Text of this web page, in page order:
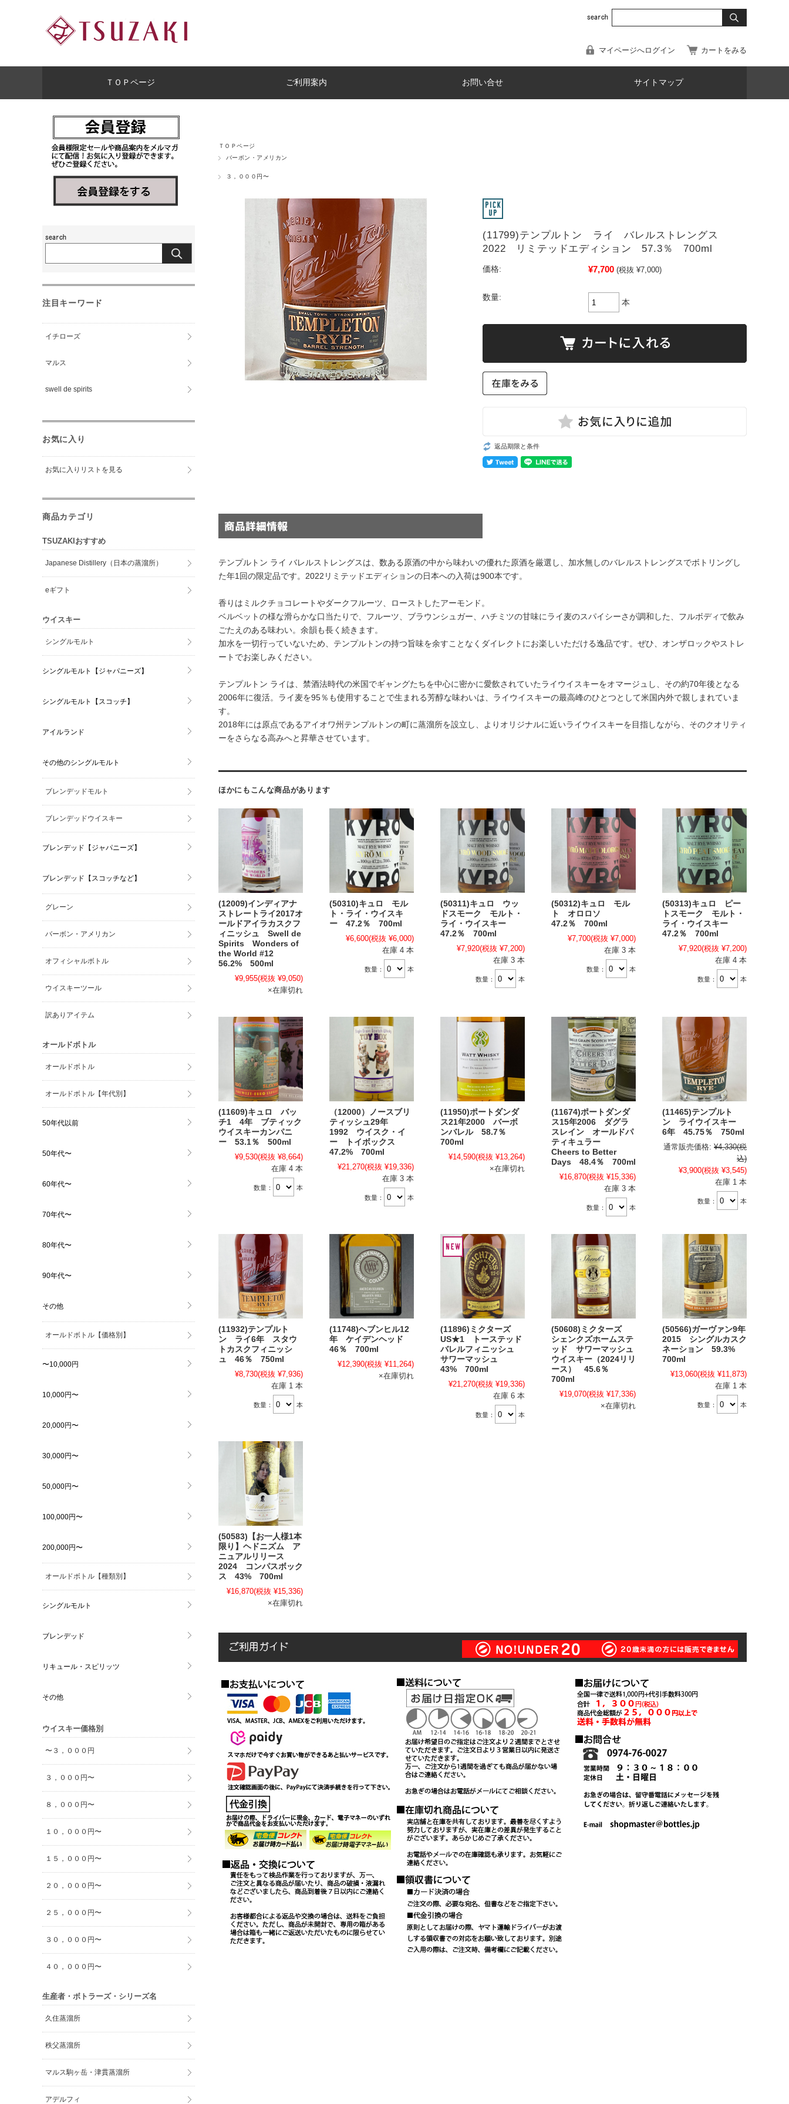
マイページへログイン カートをみる
ＴＯＰページ ご利用案内 お問い合せ サイトマップ
ＴＯＰページ
バーボン・アメリカン
３，０００円〜
(11799)テンプルトン ライ バレルストレングス
2022 リミテッドエディション 57.3％ 700ml
価格: ¥7,700 (税抜 ¥7,000)
数量:
本
返品期限と条件
テンプルトン ライ バレルストレングスは、数ある原酒の中から味わいの優れた原酒を厳選し、加水無しのバレルストレングスでボトリングし
た年1回の限定品です。2022リミテッドエディションの日本への入荷は900本です。
香りはミルクチョコレートやダークフルーツ、ローストしたアーモンド。
ベルベットの様な滑らかな口当たりで、フルーツ、ブラウンシュガー、ハチミツの甘味にライ麦のスパイシーさが調和した、フルボディで飲み
ごたえのある味わい。余韻も長く続きます。
加水を一切行っていないため、テンプルトンの持つ旨味を余すことなくダイレクトにお楽しいただける逸品です。ぜひ、オンザロックやストレ
ートでお楽しみください。
テンプルトン ライは、禁酒法時代の米国でギャングたちを中心に密かに愛飲されていたライウイスキーをオマージュし、その約70年後となる
2006年に復活。ライ麦を95％も使用することで生まれる芳醇な味わいは、ライウイスキーの最高峰のひとつとして米国内外で親しまれていま
す。
2018年には原点であるアイオワ州テンプルトンの町に蒸溜所を設立し、よりオリジナルに近いライウイスキーを目指しながら、そのクオリティ
ーをさらなる高みへと昇華させています。
ほかにもこんな商品があります
(12009)インディアナ
ストレートライ2017オ
ールドアイラカスクフ
ィニッシュ Swell de
Spirits Wonders of
the World #12
56.2% 500ml
¥9,955(税抜 ¥9,050)
×在庫切れ
(50310)キュロ モル
ト・ライ・ウイスキ
ー 47.2％ 700ml
¥6,600(税抜 ¥6,000)
在庫 4 本
数量： 本
(50311)キュロ ウッ
ドスモーク モルト・
ライ・ウイスキー
47.2％ 700ml
¥7,920(税抜 ¥7,200)
在庫 3 本
数量： 本
(50312)キュロ モル
ト オロロソ
47.2％ 700ml
¥7,700(税抜 ¥7,000)
在庫 3 本
数量： 本
(50313)キュロ ピー
トスモーク モルト・
ライ・ウイスキー
47.2％ 700ml
¥7,920(税抜 ¥7,200)
在庫 4 本
数量： 本
(11609)キュロ バッ
チ1 4年 ブティック
ウイスキーカンパニ
ー 53.1％ 500ml
¥9,530(税抜 ¥8,664)
在庫 4 本
数量： 本
（12000）ノースブリ
ティッシュ29年
1992 ウイスク・イ
ー トイボックス
47.2% 700ml
¥21,270(税抜 ¥19,336)
在庫 3 本
数量： 本
(11950)ポートダンダ
ス21年2000 バーボ
ンバレル 58.7％
700ml
¥14,590(税抜 ¥13,264)
×在庫切れ
(11674)ポートダンダ
ス15年2006 ダグラ
スレイン オールドパ
ティキュラー
Cheers to Better
Days 48.4％ 700ml
¥16,870(税抜 ¥15,336)
在庫 3 本
数量： 本
(11465)テンプルト
ン ライウイスキー
6年 45.75％ 750ml
通常販売価格: ¥4,330(税
込)
¥3,900(税抜 ¥3,545)
在庫 1 本
数量： 本
(11932)テンプルト
ン ライ6年 スタウ
トカスクフィニッシ
ュ 46％ 750ml
¥8,730(税抜 ¥7,936)
在庫 1 本
数量： 本
(11748)ヘブンヒル12
年 ケイデンヘッド
46％ 700ml
¥12,390(税抜 ¥11,264)
×在庫切れ
(11896)ミクターズ
US★1 トーステッド
バレルフィニッシュ
サワーマッシュ
43% 700ml
¥21,270(税抜 ¥19,336)
在庫 6 本
数量： 本
(50608)ミクターズ
シェンクズホームステ
ッド サワーマッシュ
ウイスキー（2024リリ
ース） 45.6％
700ml
¥19,070(税抜 ¥17,336)
×在庫切れ
(50566)ガーヴァン9年
2015 シングルカスク
ネーション 59.3%
700ml
¥13,060(税抜 ¥11,873)
在庫 1 本
数量： 本
(50583)【お一人様1本
限り】ヘドニズム ア
ニュアルリリース
2024 コンパスボック
ス 43% 700ml
¥16,870(税抜 ¥15,336)
×在庫切れ
注目キーワード
イチローズ
マルス
swell de spirits
お気に入り
お気に入りリストを見る
商品カテゴリ
TSUZAKIおすすめ
Japanese Distillery（日本の蒸溜所）
eギフト
ウイスキー
シングルモルト
シングルモルト【ジャパニーズ】
シングルモルト【スコッチ】
アイルランド
その他のシングルモルト
ブレンデッドモルト
ブレンデッドウイスキー
ブレンデッド【ジャパニーズ】
ブレンデッド【スコッチなど】
グレーン
バーボン・アメリカン
オフィシャルボトル
ウイスキーツール
訳ありアイテム
オールドボトル
オールドボトル
オールドボトル【年代別】
50年代以前
50年代〜
60年代〜
70年代〜
80年代〜
90年代〜
その他
オールドボトル【価格別】
〜10,000円
10,000円〜
20,000円〜
30,000円〜
50,000円〜
100,000円〜
200,000円〜
オールドボトル【種類別】
シングルモルト
ブレンデッド
リキュール・スピリッツ
その他
ウイスキー価格別
〜３，０００円
３，０００円〜
８，０００円〜
１０，０００円〜
１５，０００円〜
２０，０００円〜
２５，０００円〜
３０，０００円〜
４０，０００円〜
生産者・ボトラーズ・シリーズ名
久住蒸溜所
秩父蒸溜所
マルス駒ヶ岳・津貫蒸溜所
アデルフィ